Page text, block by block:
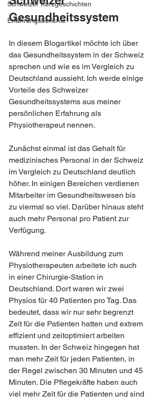
Schweizer Kurzgeschichten
Erfahrungsberichte
Gesundheitssystem
In diesem Blogartikel möchte ich über
das Gesundheitssystem in der Schweiz
sprechen und wie es im Vergleich zu
Deutschland aussieht. Ich werde einige
Vorteile des Schweizer
Gesundheitssystems aus meiner
persönlichen Erfahrung als
Physiotherapeut nennen.
Zunächst einmal ist das Gehalt für
medizinisches Personal in der Schweiz
im Vergleich zu Deutschland deutlich
höher. In einigen Bereichen verdienen
Mitarbeiter im Gesundheitswesen bis
zu viermal so viel. Darüber hinaus steht
auch mehr Personal pro Patient zur
Verfügung.
Während meiner Ausbildung zum
Physiotherapeuten arbeitete ich auch
in einer Chirurgie-Station in
Deutschland. Dort waren wir zwei
Physios für 40 Patienten pro Tag. Das
bedeutet, dass wir nur sehr begrenzt
Zeit für die Patienten hatten und extrem
effizient und zeitoptimiert arbeiten
mussten. In der Schweiz hingegen hat
man mehr Zeit für jeden Patienten, in
der Regel zwischen 30 Minuten und 45
Minuten. Die Pflegekräfte haben auch
viel mehr Zeit für die Patienten und sind